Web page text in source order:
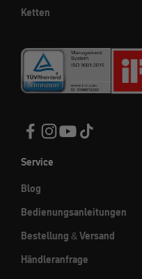
Ketten
Service
Blog
Bedienungsanleitungen
Bestellung & Versand
Händleranfrage